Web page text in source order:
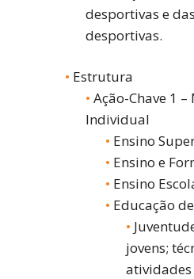
desportivas e
desportivas.
Estrutura
Ação-Chave 1
Individual
Ensino
Ensino e
Ensino
Educação
jovens;